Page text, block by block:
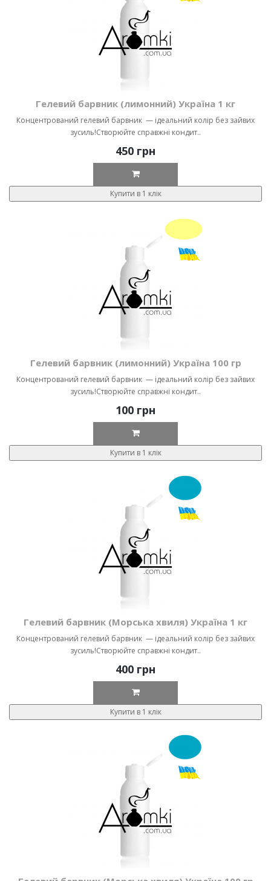
Гелевий барвник (лимонний) Україна 1 кг
Концентрований гелевий барвник — ідеальний колір без зайвих
зусиль!Створюйте справжні кондит..
450 грн
Купити в 1 клік
Гелевий барвник (лимонний) Україна 100 гр
Концентрований гелевий барвник — ідеальний колір без зайвих
зусиль!Створюйте справжні кондит..
100 грн
Купити в 1 клік
Гелевий барвник (Морська хвиля) Україна 1 кг
Концентрований гелевий барвник — ідеальний колір без зайвих
зусиль!Створюйте справжні кондит..
400 грн
Купити в 1 клік